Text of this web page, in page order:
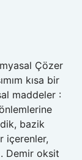
Çözer
kısa bir
maddeler :
bazik
içerenler,
. Demir oksit